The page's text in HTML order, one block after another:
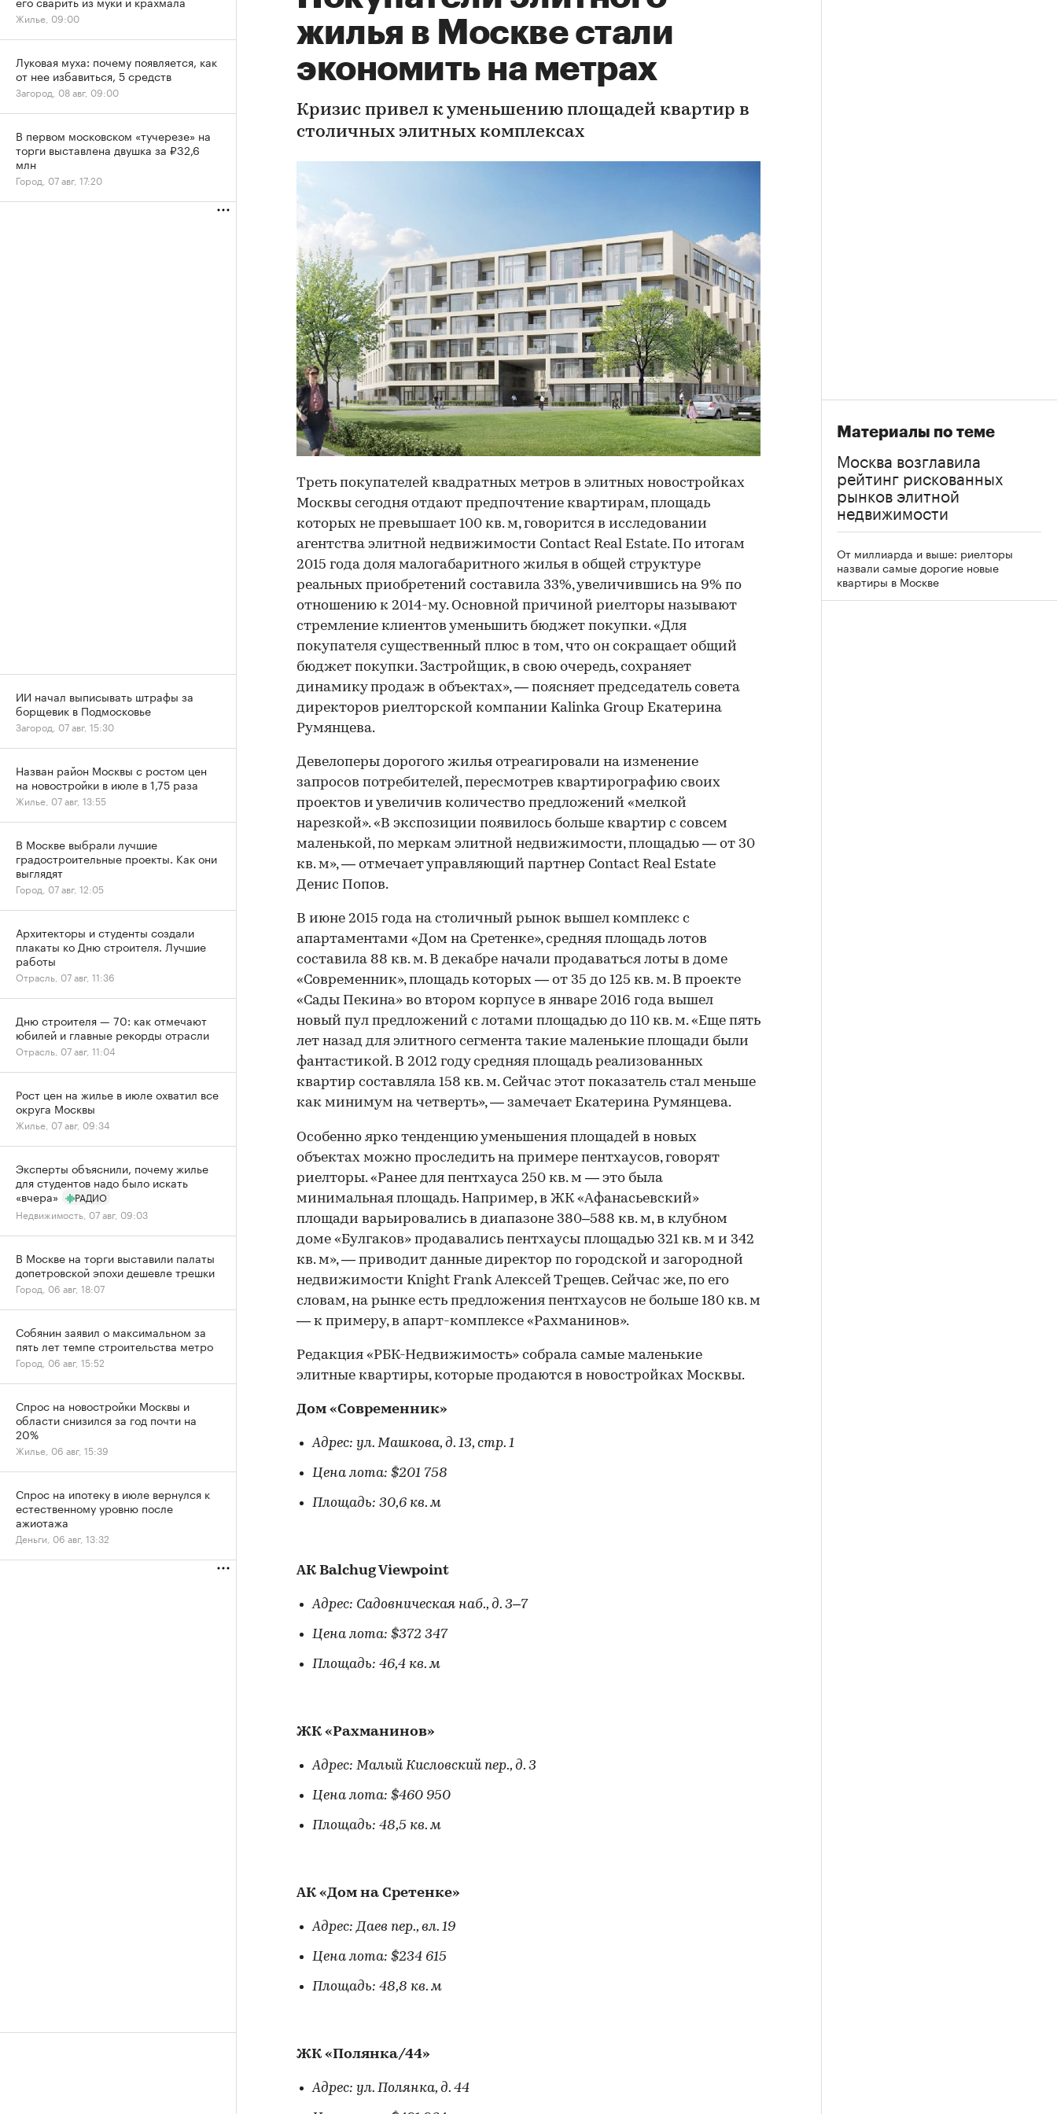
жилья в Москве стали
экономить на метрах
Кризис привел к уменьшению площадей квартир в
столичных элитных комплексах
Треть покупателей квадратных метров в элитных новостройках
Москвы сегодня отдают предпочтение квартирам, площадь
которых не превышает 100 кв. м, говорится в исследовании
агентства элитной недвижимости Contact Real Estate. По итогам
2015 года доля малогабаритного жилья в общей структуре
реальных приобретений составила 33%, увеличившись на 9% по
отношению к 2014-му. Основной причиной риелторы называют
стремление клиентов уменьшить бюджет покупки. «Для
покупателя существенный плюс в том, что он сокращает общий
бюджет покупки. Застройщик, в свою очередь, сохраняет
динамику продаж в объектах», — поясняет председатель совета
директоров риелторской компании Kalinka Group Екатерина
Румянцева.
Девелоперы дорогого жилья отреагировали на изменение
запросов потребителей, пересмотрев квартирографию своих
проектов и увеличив количество предложений «мелкой
нарезкой». «В экспозиции появилось больше квартир с совсем
маленькой, по меркам элитной недвижимости, площадью — от 30
кв. м», — отмечает управляющий партнер Contact Real Estate
Денис Попов.
В июне 2015 года на столичный рынок вышел комплекс с
апартаментами «Дом на Сретенке», средняя площадь лотов
составила 88 кв. м. В декабре начали продаваться лоты в доме
«Современник», площадь которых — от 35 до 125 кв. м. В проекте
«Сады Пекина» во втором корпусе в январе 2016 года вышел
новый пул предложений с лотами площадью до 110 кв. м. «Еще пять
лет назад для элитного сегмента такие маленькие площади были
фантастикой. В 2012 году средняя площадь реализованных
квартир составляла 158 кв. м. Сейчас этот показатель стал меньше
как минимум на четверть», — замечает Екатерина Румянцева.
Особенно ярко тенденцию уменьшения площадей в новых
объектах можно проследить на примере пентхаусов, говорят
риелторы. «Ранее для пентхауса 250 кв. м — это была
минимальная площадь. Например, в ЖК «Афанасьевский»
площади варьировались в диапазоне 380–588 кв. м, в клубном
доме «Булгаков» продавались пентхаусы площадью 321 кв. м и 342
кв. м», — приводит данные директор по городской и загородной
недвижимости Knight Frank Алексей Трещев. Сейчас же, по его
словам, на рынке есть предложения пентхаусов не больше 180 кв. м
— к примеру, в апарт-комплексе «Рахманинов».
Редакция «РБК-Недвижимость» собрала самые маленькие
элитные квартиры, которые продаются в новостройках Москвы.
Дом «Современник»
Адрес: ул. Машкова, д. 13, стр. 1
Цена лота: $201 758
Площадь: 30,6 кв. м
АК Balchug Viewpoint
Адрес: Садовническая наб., д. 3–7
Цена лота: $372 347
Площадь: 46,4 кв. м
ЖК «Рахманинов»
Адрес: Малый Кисловский пер., д. 3
Цена лота: $460 950
Площадь: 48,5 кв. м
АК «Дом на Сретенке»
Адрес: Даев пер., вл. 19
Цена лота: $234 615
Площадь: 48,8 кв. м
ЖК «Полянка/44»
Адрес: ул. Полянка, д. 44
Материалы по теме
Москва возглавила
рейтинг рискованных
рынков элитной
недвижимости
От миллиарда и выше: риелторы
назвали самые дорогие новые
квартиры в Москве
Жилье, 09:00
Луковая муха: почему появляется, как
от нее избавиться, 5 средств
Загород, 08 авг, 09:00
В первом московском «тучерезе» на
торги выставлена двушка за ₽32,6
млн
Город, 07 авг, 17:20
ИИ начал выписывать штрафы за
борщевик в Подмосковье
Загород, 07 авг, 15:30
Назван район Москвы с ростом цен
на новостройки в июле в 1,75 раза
Жилье, 07 авг, 13:55
В Москве выбрали лучшие
градостроительные проекты. Как они
выглядят
Город, 07 авг, 12:05
Архитекторы и студенты создали
плакаты ко Дню строителя. Лучшие
работы
Отрасль, 07 авг, 11:36
Дню строителя — 70: как отмечают
юбилей и главные рекорды отрасли
Отрасль, 07 авг, 11:04
Рост цен на жилье в июле охватил все
округа Москвы
Жилье, 07 авг, 09:34
Эксперты объяснили, почему жилье
для студентов надо было искать
«вчера»
РАДИО
Недвижимость, 07 авг, 09:03
В Москве на торги выставили палаты
допетровской эпохи дешевле трешки
Город, 06 авг, 18:07
Собянин заявил о максимальном за
пять лет темпе строительства метро
Город, 06 авг, 15:52
Спрос на новостройки Москвы и
области снизился за год почти на
20%
Жилье, 06 авг, 15:39
Спрос на ипотеку в июле вернулся к
естественному уровню после
ажиотажа
Деньги, 06 авг, 13:32